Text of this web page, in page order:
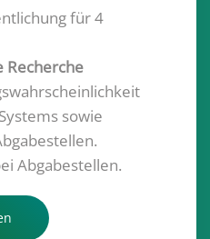
für 4
Recherche
sowie
Abgabestellen.